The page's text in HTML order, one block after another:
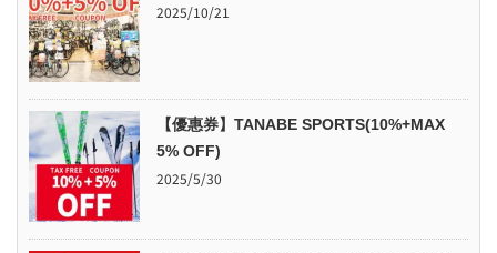
2025/10/21
【優惠券】TANABE SPORTS(10%+MAX
5% OFF)
2025/5/30